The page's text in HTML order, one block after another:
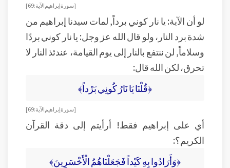
[سورة إبراهيم الآية: 69]
لو أن الآية: يا نار كوني برداً, لمات سيدنا إبراهيم من
شدة برد النار، ولو قال الله عز وجل: يا نار كوني بردًا
وسلاماً, لن ننتفع بالنار إلى يوم القيامة، عندئذ النار لا
تحرق، لكن الله قال:
﴿قُلْنَا يَا نَارُ كُونِي بَرْداً﴾
[سورة إبراهيم الآية: 69]
أي على إبراهيم فقط! أرأيتم إلى دقة القرآن
الكريم؟:
﴿وَأَرَادُوا بِهِ كَيْداً فَجَعَلْنَاهُمُ الْأَخْسَرِينَ﴾